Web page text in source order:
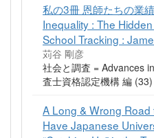
私の3冊 恩師たちの業
Inequality : The
School Tracking :
苅谷 剛彦
社会と調査 = Advances
査士資格認定機構 編
A Long & Wrong
Have Japanese